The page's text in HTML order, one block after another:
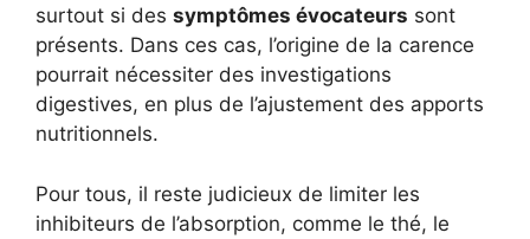
surtout si des symptômes évocateurs sont
présents. Dans ces cas, l’origine de la carence
pourrait nécessiter des investigations
digestives, en plus de l’ajustement des apports
nutritionnels.
Pour tous, il reste judicieux de limiter les
inhibiteurs de l’absorption, comme le thé, le